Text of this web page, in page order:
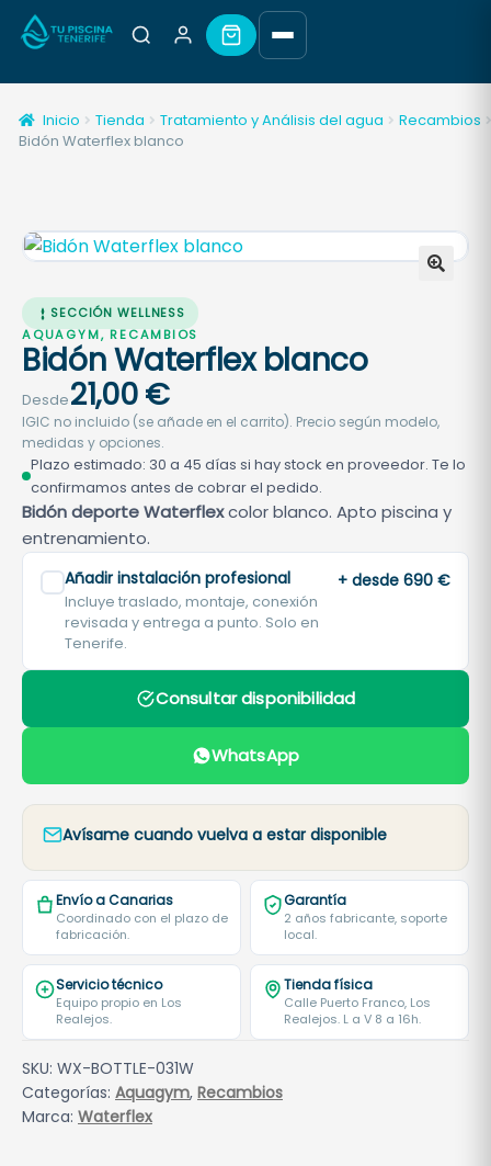
Inicio Tienda Tratamiento y Análisis del agua
Recambios
Bidón Waterflex blanco
SECCIÓN WELLNESS
AQUAGYM, RECAMBIOS
Bidón Waterflex blanco
Desde21,00€
IGIC no incluido (se añade en el carrito). Precio según modelo,
medidas y opciones.
Plazo estimado: 30 a 45 días si hay stock en proveedor. Te lo
confirmamos antes de cobrar el pedido.
Bidón deporte Waterflexcolor blanco. Apto piscina y
entrenamiento.
Añadir instalación profesional
Incluye traslado, montaje, conexión
revisada y entrega a punto. Solo en
Tenerife.
+ desde 690 €
Consultar disponibilidad
WhatsApp
Avísame cuando vuelva a estar disponible
Envío a Canarias
Coordinado con el plazo de
fabricación.
Garantía
2 años fabricante, soporte
local.
Servicio técnico
Equipo propio en Los
Realejos.
Tienda física
Calle Puerto Franco, Los
Realejos. L a V 8 a 16h.
SKU: WX-BOTTLE-031W
Categorías: Aquagym, Recambios
Marca: Waterflex